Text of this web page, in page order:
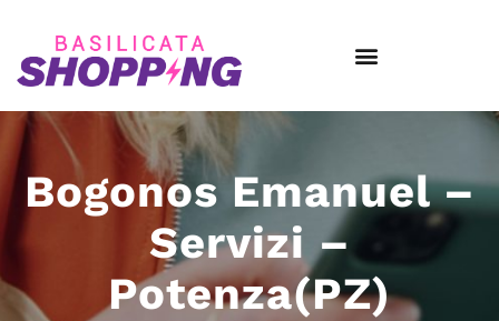
Bogonos Emanuel –
Servizi –
Potenza(PZ)